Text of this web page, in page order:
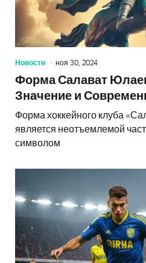
Новости ноя 30, 2024
Форма Салават
Значение и
Форма хоккейного клуба
является неотъемлемой
символом